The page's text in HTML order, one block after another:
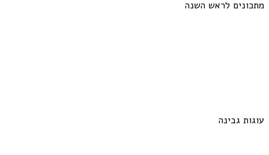
מתכונים לראש השנה
עוגות גבינה